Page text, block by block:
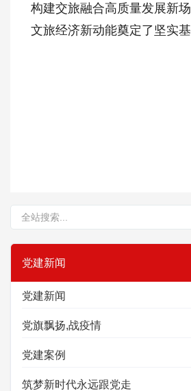
构建交旅融合高质量发展新
文旅经济新动能奠定了坚实基
党建新闻
党建新闻
党旗飘扬,战疫情
党建案例
筑梦新时代永远跟党走